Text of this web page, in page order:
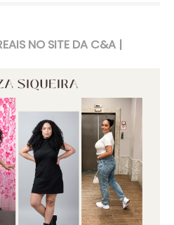
NO SITE DA C&A |